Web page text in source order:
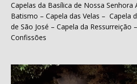
Capelas da Basílica de Nossa Senhora
Batismo – Capela das Velas – Capela
de São José – Capela da Ressurreição
Confissões